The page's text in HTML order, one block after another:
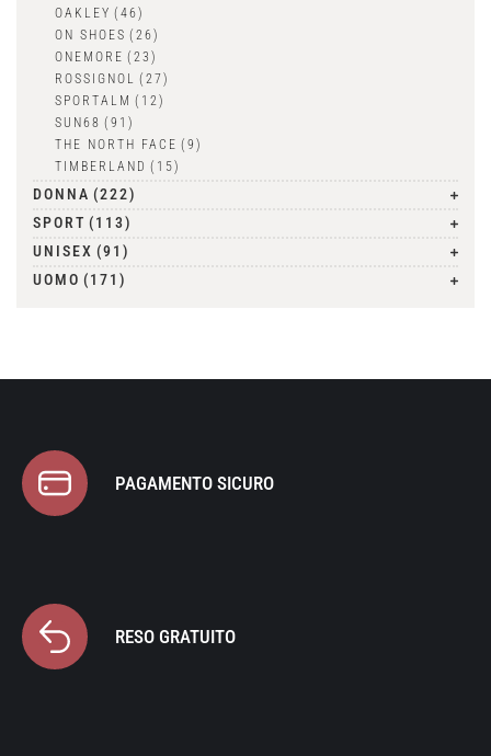
OAKLEY (46)
ON SHOES (26)
ONEMORE (23)
ROSSIGNOL (27)
SPORTALM (12)
SUN68 (91)
THE NORTH FACE (9)
TIMBERLAND (15)
DONNA (222)
SPORT (113)
UNISEX (91)
UOMO (171)
PAGAMENTO SICURO
RESO GRATUITO